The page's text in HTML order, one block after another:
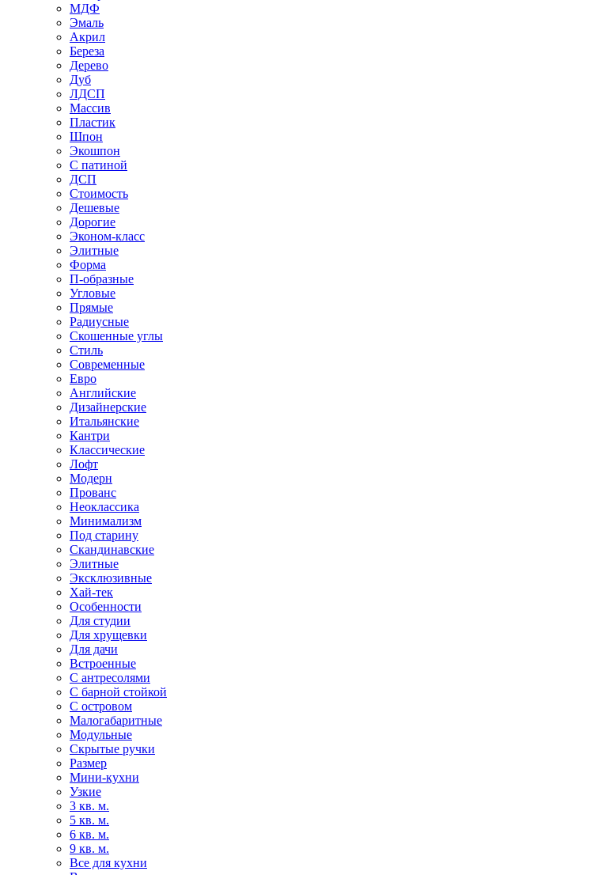
МДФ
Эмаль
Акрил
Береза
Дерево
Дуб
ЛДСП
Массив
Пластик
Шпон
Экошпон
С патиной
ДСП
Стоимость
Дешевые
Дорогие
Эконом-класс
Элитные
Форма
П-образные
Угловые
Прямые
Радиусные
Скошенные углы
Стиль
Современные
Евро
Английские
Дизайнерские
Итальянские
Кантри
Классические
Лофт
Модерн
Прованс
Неоклассика
Минимализм
Под старину
Скандинавские
Элитные
Эксклюзивные
Хай-тек
Особенности
Для студии
Для хрущевки
Для дачи
Встроенные
С антресолями
С барной стойкой
С островом
Малогабаритные
Модульные
Скрытые ручки
Размер
Мини-кухни
Узкие
3 кв. м.
5 кв. м.
6 кв. м.
9 кв. м.
Все для кухни